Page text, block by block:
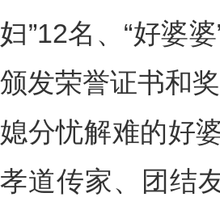
妇”12名、“好婆
颁发荣誉证书和
媳分忧解难的好
孝道传家、团结